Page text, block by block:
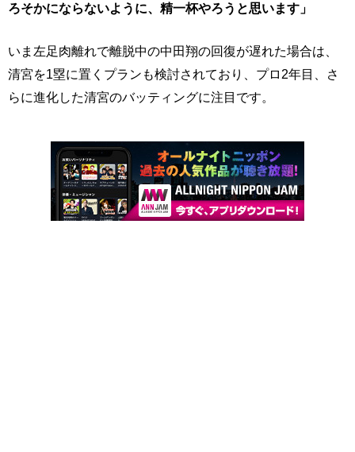
ろそかにならないように、精一杯やろうと思います」
いま左足肉離れで離脱中の中田翔の回復が遅れた場合は、
清宮を1塁に置くプランも検討されており、プロ2年目、さ
らに進化した清宮のバッティングに注目です。